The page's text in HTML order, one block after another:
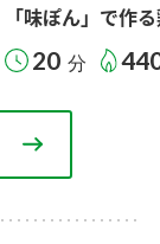
「味ぽん」で作
20 分